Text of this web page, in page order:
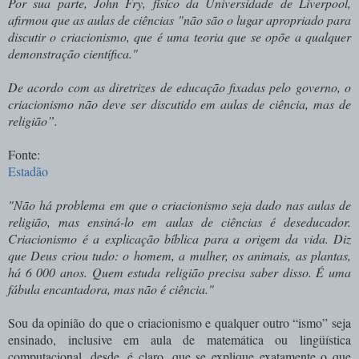
afirmou que as aulas de ciências "não são o lugar apropriado para
discutir o criacionismo, que é uma teoria que se opõe a qualquer
demonstração científica."
De acordo com as diretrizes de educação fixadas pelo governo, o
criacionismo não deve ser discutido em aulas de ciência, mas de
religião”.
Fonte:
Estadão
"Não há problema em que o criacionismo seja dado nas aulas de
religião, mas ensiná-lo em aulas de ciências é deseducador.
Criacionismo é a explicação bíblica para a origem da vida. Diz
que Deus criou tudo: o homem, a mulher, os animais, as plantas,
há 6 000 anos. Quem estuda religião precisa saber disso. É uma
fábula encantadora, mas não é ciência."
Sou da opinião do que o criacionismo e qualquer outro “ismo” seja
ensinado, inclusive em aula de matemática ou lingüística